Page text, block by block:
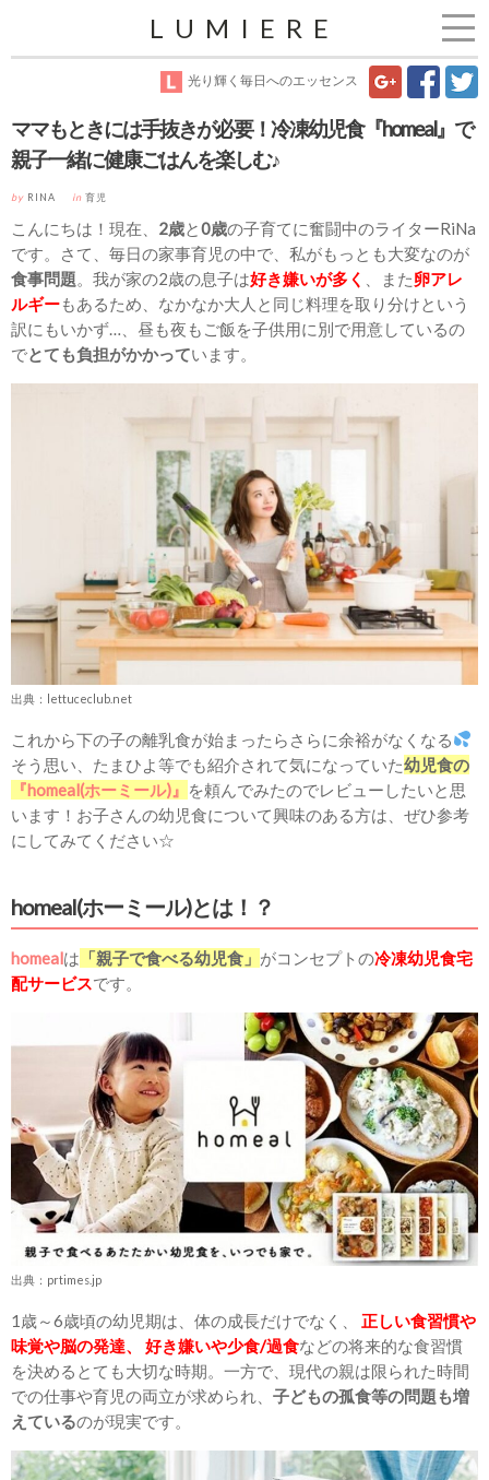
LUMIERE
光り輝く毎日へのエッセンス
ママもときには手抜きが必要！冷凍幼児食『homeal』で
親子一緒に健康ごはんを楽しむ♪
by RINA in 育児
こんにちは！現在、 2歳と0歳の子育てに奮闘中のライターRiNa
です。さて、毎日の家事育児の中で、私がもっとも大変なのが
食事問題。我が家の2歳の息子は好き嫌いが多く 、また卵アレ
ルギーもあるため、なかなか大人と同じ料理を取り分けという
訳にもいかず…、昼も夜もご飯を子供用に別で用意しているの
でとても負担がかかっています。
出典：lettuceclub.net
これから下の子の離乳食が始まったらさらに余裕がなくなる
そう思い、たまひよ等でも紹介されて気になっていた幼児食の
『homeal(ホーミール)』 を頼んでみたのでレビューしたいと思
います！お子さんの幼児食について興味のある方は、ぜひ参考
にしてみてください☆
homeal(ホーミール)とは！？
homealは 「親子で食べる幼児食」 がコンセプトの冷凍幼児食宅
配サービスです。
出典：prtimes.jp
1歳～6歳頃の幼児期は、体の成長だけでなく、
正しい食習慣や
味覚や脳の発達、 好き嫌いや少食/過食などの将来的な食習慣
を決めるとても大切な時期。一方で、現代の親は限られた時間
での仕事や育児の両立が求められ、 子どもの孤食等の問題も増
えているのが現実です。